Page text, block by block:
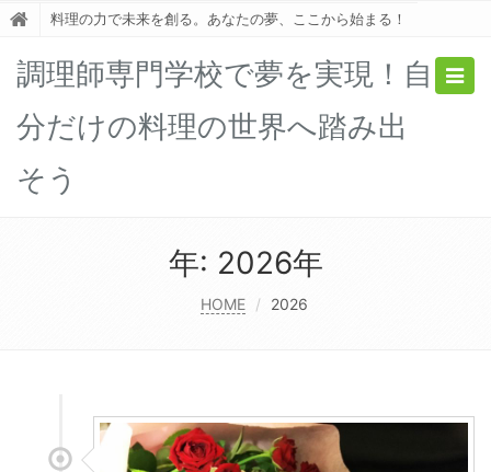
料理の力で未来を創る。あなたの夢、ここから始まる！
調理師専門学校で夢を実現！自
分だけの料理の世界へ踏み出
そう
年: 2026年
HOME 2026